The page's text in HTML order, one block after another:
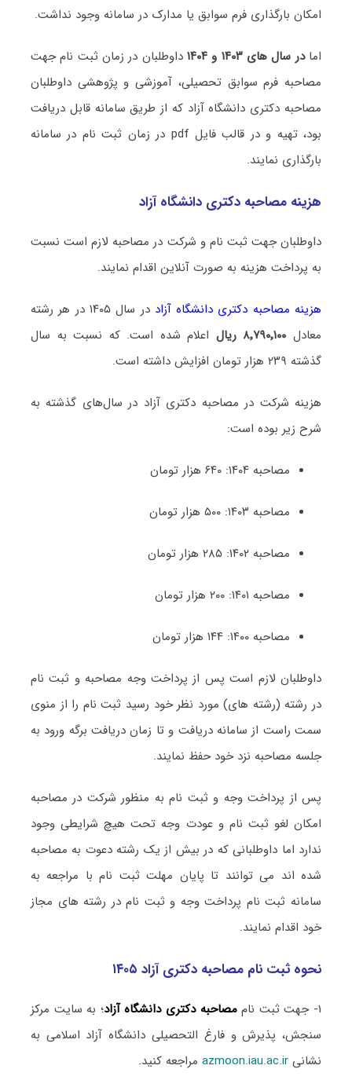
امکان بارگذاری فرم سوابق یا مدارک در سامانه وجود نداشت.
امادر سال های ۱۴۰۳ و ۱۴۰۴
داوطلبان در زمان ثبت نام جهت
مصاحبه فرم سوابق تحصیلی، آموزشی و پژوهشی داوطلبان
مصاحبه دکتری دانشگاه آزاد که از طریق سامانه قابل دریافت
بود، تهیه و در قالب فایل pdf در زمان ثبت نام در سامانه
بارگذاری نمایند.
هزینه مصاحبه‌ دکتری دانشگاه آزاد
داوطلبان جهت ثبت نام و شرکت در مصاحبه لازم است نسبت
به پرداخت هزینه به صورت آنلاین اقدام نمایند.
هزینه مصاحبه‌ دکتری دانشگاه آزاد
در سال ۱۴۰۵ در هر رشته
معادل ۸٬۷۹۰٬۱۰۰ ریال
اعلام شده است. که نسبت به سال
گذشته ۲۳۹ هزار تومان افزایش داشته است.
هزینه شرکت در مصاحبه دکتری آزاد در سال‌های گذشته به
شرح زیر بوده است:
مصاحبه ۱۴۰۴: ۶۴۰ هزار تومان
مصاحبه ۱۴۰۳: ۵۰۰ هزار تومان
مصاحبه ۱۴۰۲: ۲۸۵ هزار تومان
مصاحبه ۱۴۰۱: ۲۰۰ هزار تومان
مصاحبه ۱۴۰۰: ۱۴۴ هزار تومان
داوطلبان لازم است پس از پرداخت وجه مصاحبه و ثبت نام
در رشته (رشته های) مورد نظر خود رسید ثبت نام را از منوی
سمت راست از سامانه دریافت و تا زمان دریافت برگه ورود به
جلسه مصاحبه نزد خود حفظ نمایند.
پس از پرداخت وجه و ثبت نام به منظور شرکت در مصاحبه
امکان لغو ثبت نام و عودت وجه تحت هیچ شرایطی وجود
ندارد اما داوطلبانی که در بیش از یک رشته دعوت به مصاحبه
شده اند می توانند تا پایان مهلت ثبت نام با مراجعه به
سامانه ثبت نام پرداخت وجه و ثبت نام در رشته های مجاز
خود اقدام نمایند.
نحوه ثبت نام مصاحبه دکتری آزاد ۱۴۰۵
۱- جهت ثبت نام مصاحبه دکتری دانشگاه آزاد؛ به سایت مرکز
سنجش، پذیرش و فارغ التحصیلی دانشگاه آزاد اسلامی به
نشانی azmoon.iau.ac.irمراجعه کنید.